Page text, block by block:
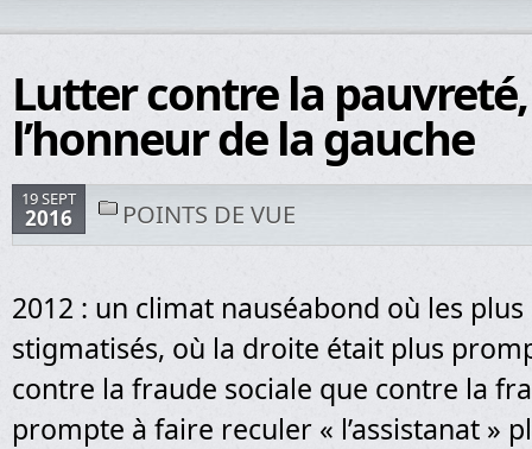
Lutter contre la pauvreté,
l’honneur de la gauche
19 SEPT
2016 POINTS DE VUE
2012 : un climat nauséabond où les
stigmatisés, où la droite était plus
contre la fraude sociale que contre la
prompte à faire reculer « l’assistanat »